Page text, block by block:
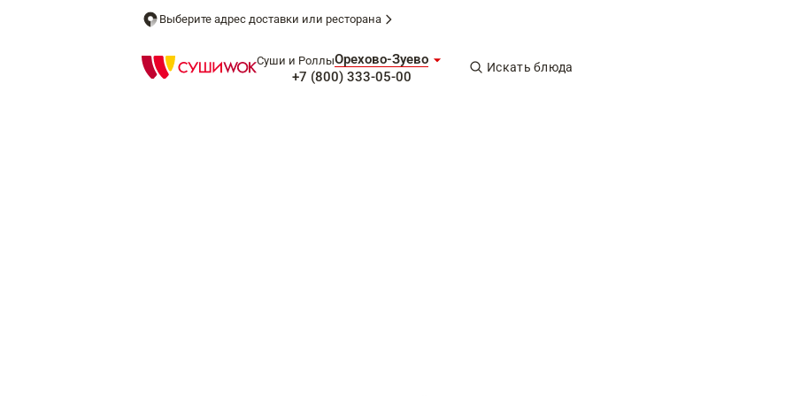
Выберите адрес доставки или ресторана
Суши и РоллыОрехово-Зуево
+7 (800) 333-05-00
Искать блюда